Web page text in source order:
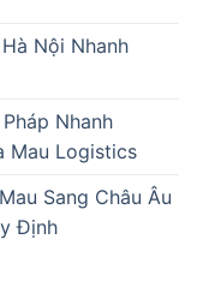
Nội Nhanh
Nhanh
Mau Logistics
Sang Châu Âu
Định